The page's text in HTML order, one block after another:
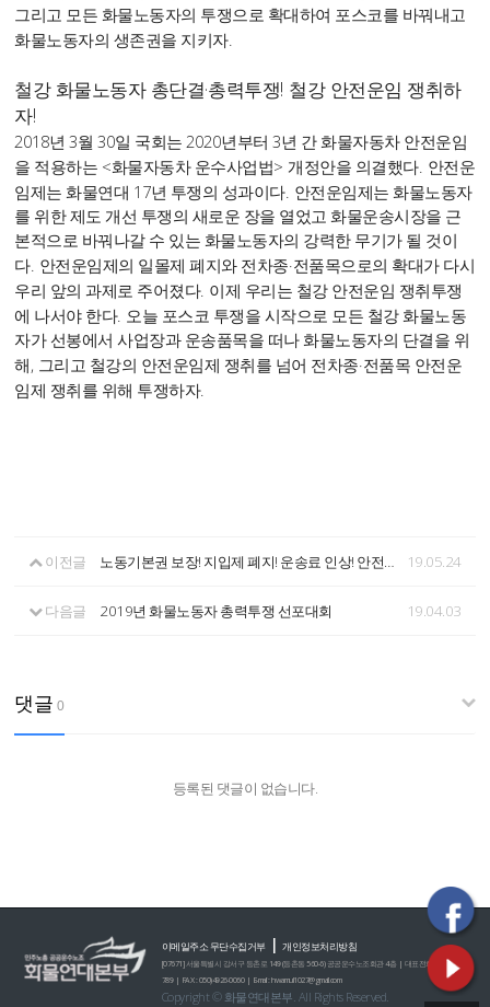
그리고 모든 화물노동자의 투쟁으로 확대하여 포스코를 바꿔내고
화물노동자의 생존권을 지키자.
철강 화물노동자 총단결·총력투쟁! 철강 안전운임 쟁취하
자!
2018년3월30일 국회는2020년부터3년 간 화물자동차 안전운임
을 적용하는 <화물자동차 운수사업법> 개정안을 의결했다. 안전운
임제는 화물연대 17년 투쟁의 성과이다. 안전운임제는 화물노동자
를 위한 제도 개선 투쟁의 새로운 장을 열었고 화물운송시장을 근
본적으로 바꿔나갈 수 있는 화물노동자의 강력한 무기가 될 것이
다. 안전운임제의 일몰제 폐지와 전차종·전품목으로의 확대가 다시
우리 앞의 과제로 주어졌다. 이제 우리는 철강 안전운임 쟁취투쟁
에 나서야 한다. 오늘 포스코 투쟁을 시작으로 모든 철강 화물노동
자가 선봉에서 사업장과 운송품목을 떠나 화물노동자의 단결을 위
해 , 그리고 철강의 안전운임제 쟁취를 넘어 전차종·전품목 안전운
임제 쟁취를 위해 투쟁하자.
이전글 노동기본권 보장! 지입제 폐지! 운송료 인상! 안전운임제 전면실시! 화물연대 총력투쟁결의대회 19.05.24
다음글 2019년 화물노동자 총력투쟁 선포대회 19.04.03
댓글 0
등록된 댓글이 없습니다.
이메일주소 무단수집거부|개인정보처리방침
[07671] 서울특별시 강서구 등촌로 149 (등촌동 560-6) 공공운수노조회관 4층 | 대표전화 : 02)2635-0
789 | FAX : 050)4926-0060 | E-mail : hwamul1027@gmail.com
Copyright © 화물연대본부. All Rights Reserved.